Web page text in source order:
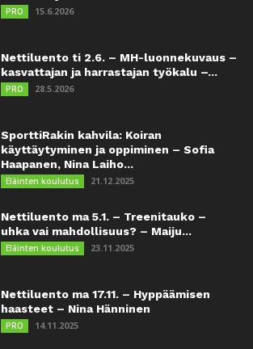
PRO 15.6.2026
Nettiluento ti 2.6. – MH-luonnekuvaus –
kasvattajan ja harrastajan työkalu –...
PRO 28.5.2026
SporttiRakin kahvila: Koiran
käyttäytyminen ja oppiminen – Sofia
Haapanen, Nina Laiho...
Eläinten koulutus 21.12.2025
Nettiluento ma 5.1. – Treenitauko –
uhka vai mahdollisuus? – Maiju...
Eläinten koulutus 23.11.2025
Nettiluento ma 17.11. – Hyppäämisen
haasteet – Nina Hänninen
PRO 14.11.2025